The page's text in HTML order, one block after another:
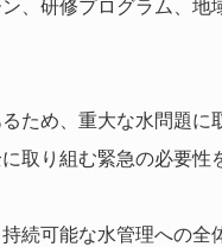
、研修プログラム、地
ため、重大な水問題に
取り組む緊急の必要性
続可能な水管理への全